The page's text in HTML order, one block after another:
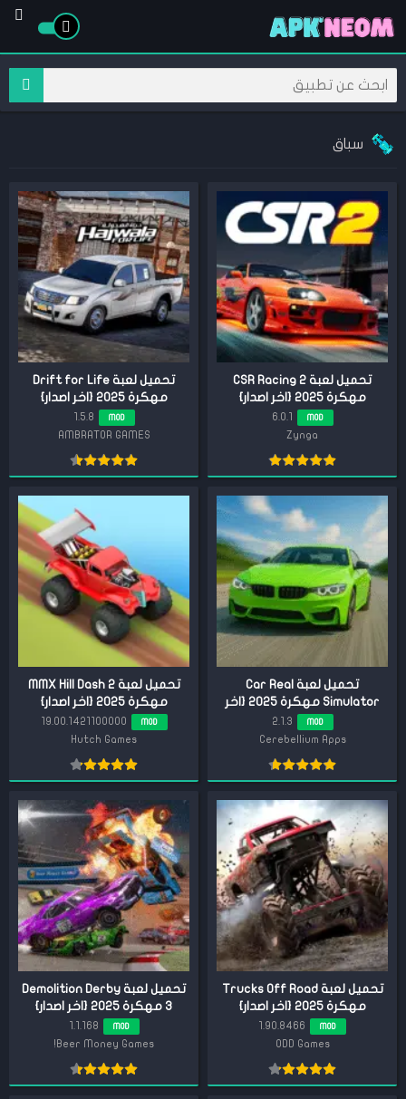
سباق
تحميل لعبة CSR Racing 2
مهكرة 2025 {اخر اصدار}
MOD
6.0.1
Zynga
تحميل لعبة Drift for Life
مهكرة 2025 {اخر اصدار}
MOD
1.5.8
AMBRATOR GAMES
تحميل لعبة Car Real
Simulator مهكرة 2025 {اخر
اصدار}MOD
2.1.3
Cerebellium Apps
تحميل لعبة MMX Hill Dash 2
مهكرة 2025 {اخر اصدار}
MOD
19.00.1421100000
Hutch Games
تحميل لعبة Trucks Off Road
مهكرة 2025 {اخر اصدار}
MOD
1.90.8466
ODD Games
تحميل لعبة Demolition Derby
3 مهكرة 2025 {اخر اصدار}
MOD
1.1.168
Beer Money Games!